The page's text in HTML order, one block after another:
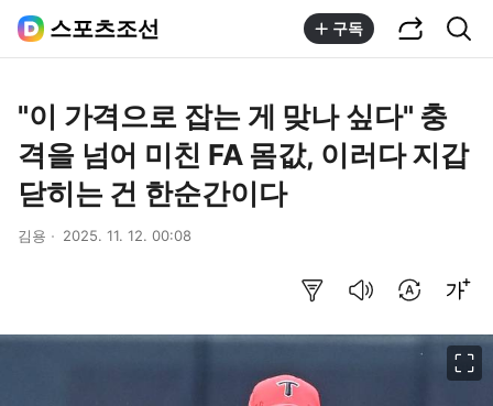
스포츠조선 구독
"이 가격으로 잡는 게 맞나 싶다" 충
격을 넘어 미친 FA 몸값, 이러다 지갑
닫히는 건 한순간이다
김용 2025. 11. 12. 00:08